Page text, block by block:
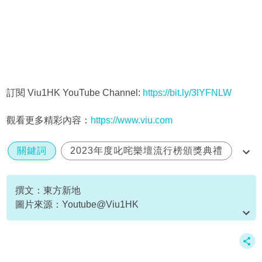
訂閱 Viu1HK YouTube Channel: https://bit.ly/3lYFNLW
觀看更多精彩內容： https://www.viu.com
關鍵詞 2023年度叱咤樂壇流行榜頒獎典禮
亞博
叱咤
撰文：東方新地
圖片來源：Youtube@Viu1HK
資料或影片來源：Youtube@Viu1HK